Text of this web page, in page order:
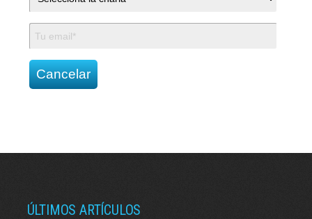
ÚLTIMOS ARTÍCULOS